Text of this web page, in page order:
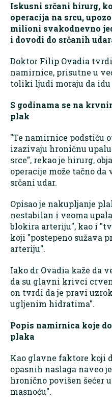
Iskusni srčani hirurg,
operacija na srcu,
milioni svakodnevno
i dovodi do srčanih
Doktor Filip Ovadia tvrdi
namirnice, prisutne u
toliki ljudi moraju da idu
S godinama se na
plak
"Te namirnice podstiču
izazivaju hroničnu
srce", rekao je hirurg,
operacije može tačno
srčani udar.
Opisao je nakupljanje
nestabilan i veoma
blokira arteriju", kao i
koji "postepeno sužava
arteriju".
Iako dr Ovadia kaže da
da su glavni krivci
on tvrdi da je pravi
ugljenim hidratima".
Popis namirnica koje
plaka
Kao glavne faktore koji
opasnih naslaga naveo
hronično povišen šećer
masnoću".